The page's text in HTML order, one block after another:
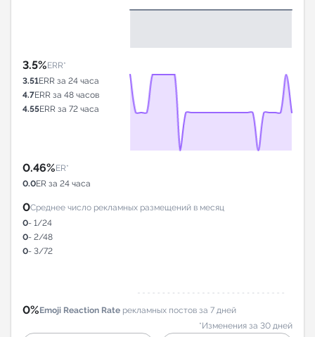
3.5%ERR*
3.51ERR за 24 часа
4.7ERR за 48 часов
4.55ERR за 72 часа
0.46%ER*
0.0ER за 24 часа
0Среднее число рекламных размещений в месяц
0- 1/24
0- 2/48
0- 3/72
0%Emoji Reaction Rate рекламных постов за 7 дней
*Изменения за 30 дней